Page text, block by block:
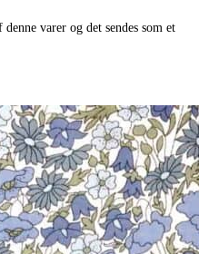
varer og det sendes som et